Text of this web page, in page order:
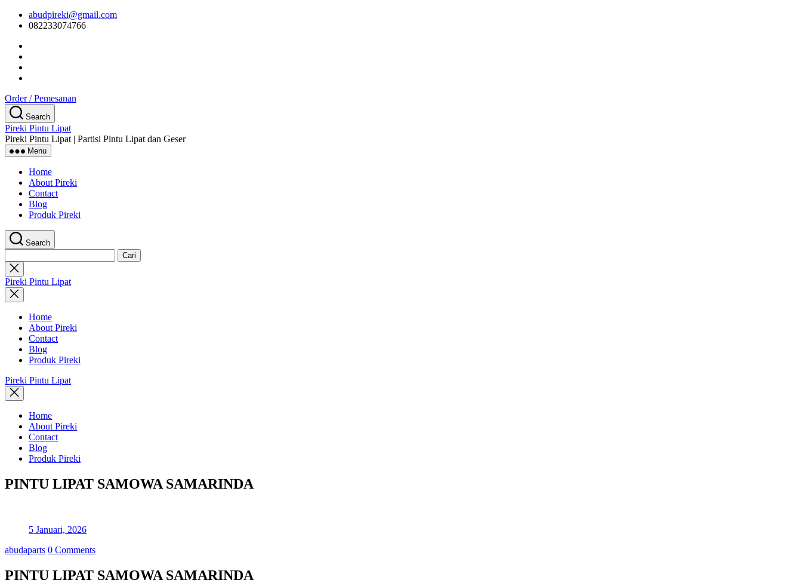
Skip
content
abudpireki@gmail.com
082233074766
Order / Pemesanan
Search
Pireki Pintu Lipat
Pireki Pintu Lipat | Partisi Pintu Lipat dan Geser
Menu
Home
About Pireki
Contact
Blog
Produk Pireki
Search
untuk:
Close
search
Pireki Pintu Lipat
Home
About Pireki
Contact
Blog
Produk Pireki
Pireki Pintu Lipat
Home
About Pireki
Contact
Blog
Produk Pireki
PINTU LIPAT SAMOWA SAMARINDA
5 Januari, 2026
abudaparts 0 Comments
PINTU LIPAT SAMOWA SAMARINDA